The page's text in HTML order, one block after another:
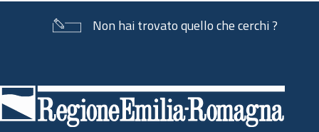
Non hai trovato quello che cerchi ?
di
pagina